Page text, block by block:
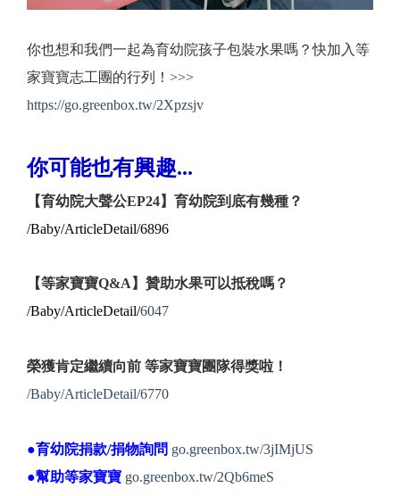
你也想和我們一起為育幼院孩子包裝水果嗎？快加入等
家寶寶志工團的行列！>>>
https://go.greenbox.tw/2Xpzsjv
你可能也有興趣...
【育幼院大聲公EP24】育幼院到底有幾種？
/Baby/ArticleDetail/6896
【等家寶寶Q&A】贊助水果可以抵稅嗎？
/Baby/ArticleDetail/6047
榮獲肯定繼續向前 等家寶寶團隊得獎啦！
/Baby/ArticleDetail/6770
●育幼院捐款/捐物詢問 go.greenbox.tw/3jIMjUS
●幫助等家寶寶 go.greenbox.tw/2Qb6meS